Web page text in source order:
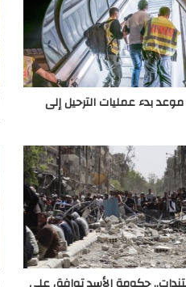
موعد بدء عمليات الترحيل إلى